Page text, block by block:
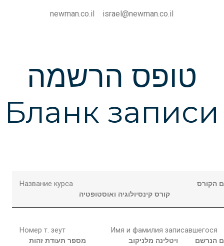
newman.co.il israel@newman.co.il
טופס הרשמה
Бланк записи
Название курса
הקורס
קורס קינסיולוגיה ואוסטופטיה
Номер т. зеут
מספר תעודת זהות
Имя и фамилия записавшегося
הנרשם
ויטלינה מלניקוב